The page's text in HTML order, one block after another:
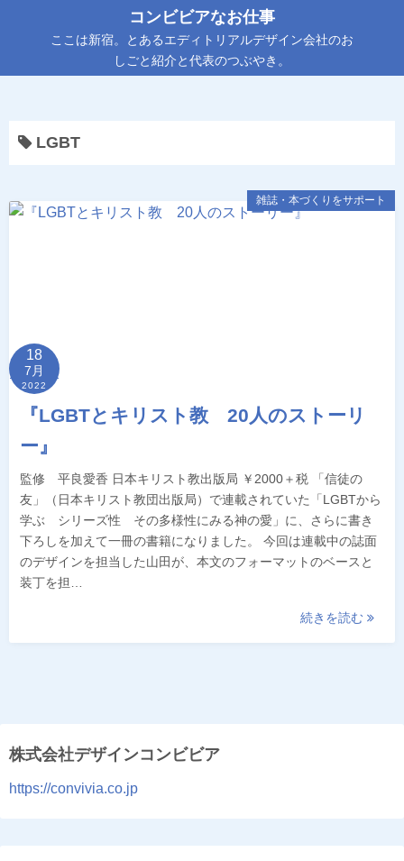
ン
ッ
コンビビアなお仕事
ここは新宿。とあるエディトリアルデザイン会社のお
しごと紹介と代表のつぶやき。
LGBT
雑誌・本づくりをサポート
18
7月
2022
『LGBTとキリスト教 20人のストーリ
ー』
監修 平良愛香 日本キリスト教出版局 ￥2000＋税 「信徒の
友」（日本キリスト教団出版局）で連載されていた「LGBTから
学ぶ シリーズ性 その多様性にみる神の愛」に、さらに書き
下ろしを加えて一冊の書籍になりました。 今回は連載中の誌面
のデザインを担当した山田が、本文のフォーマットのベースと
装丁を担…
続きを読む
株式会社デザインコンビビア
https://convivia.co.jp